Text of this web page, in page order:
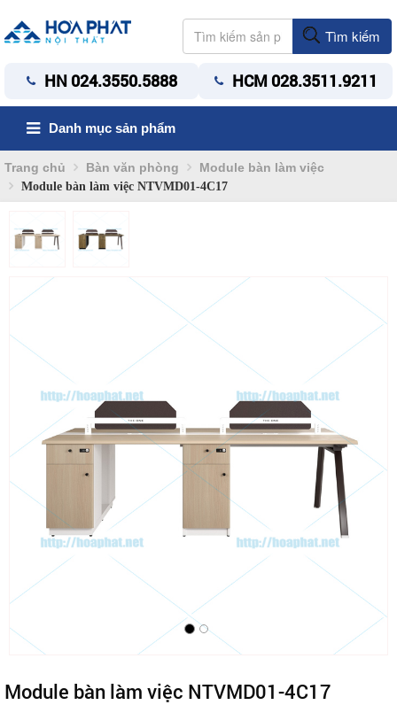
Tìm kiếm
HN 024.3550.5888 HCM 028.3511.9211
Danh mục sản phẩm
Trang chủ Bàn văn phòng Module bàn làm việc
Module bàn làm việc NTVMD01-4C17
Module bàn làm việc NTVMD01-4C17